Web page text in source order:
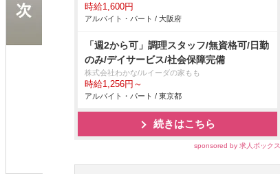
時給1,600円
アルバイト・パート / 大阪府
「週2から可」調理スタッフ/無資格可/日勤
のみ/デイサービス/社会保障完備
株式会社わかな/ルイーダの家もも
時給1,256円～
アルバイト・パート / 東京都
続きはこちら
sponsored by 求人ボックス